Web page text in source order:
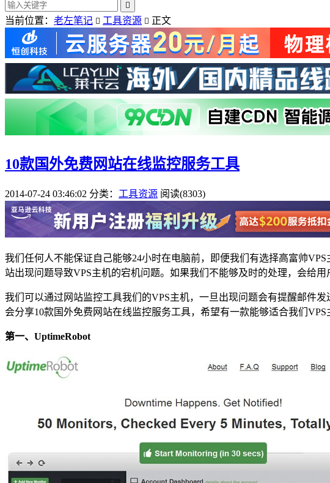

当前位置： 老左笔记  工具资源  正文
10款国外免费网站在线监控服务工具
2014-07-24 03:46:02 分类： 工具资源 阅读(8303)
我们任何人不能保证自己能够24小时在电脑前，即便我们有选择高富帅
站出现问题导致VPS主机的宕机问题。如果我们不能够及时的处理，会给
我们可以通过网站监控工具我们的VPS主机，一旦出现问题会有提醒邮件
会分享10款国外免费网站在线监控服务工具，希望有一款能够适合我们VPS
第一、UptimeRobot